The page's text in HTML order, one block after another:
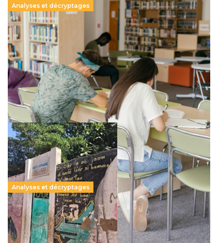
Analyses et décryptages
Supérieur privé : une dérive qui met à mal la
promesse républicaine
11 juillet 2026-
Le projet de loi sur la régulation de l’enseignement
supérieur privé met en lumière l’amplification d’un système
qui relègue l’acte pédagogique au superfétatoire, voire à…
Lire la suite →
Analyses et décryptages
258 millions d’enfants victimes de la guerre, des
chocs climatiques et des déplacements de
population